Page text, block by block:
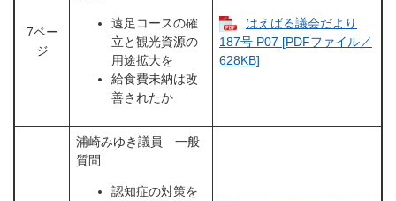
7ペー
ジ
遠足コースの確
立と観光資源の
用途拡大を
給食費未納は改
善されたか
はえばる議会だより
187号 P07 [PDFファイル／
628KB]
浦崎みゆき議員 一般
質問
認知症の対策を